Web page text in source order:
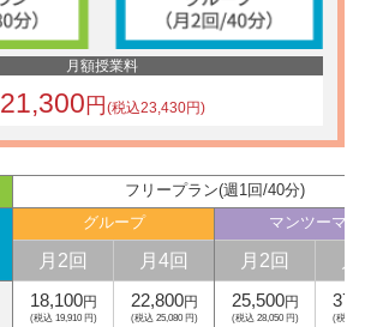
月額授業料
21,300円(税込23,430円)
フリープラン(週1回/40分)
グループ マンツーマン
月2回 月4回 月2回
18,100円
(税込 19,910 円)
22,800円
(税込 25,080 円)
25,500円
(税込 28,050 円) (税込